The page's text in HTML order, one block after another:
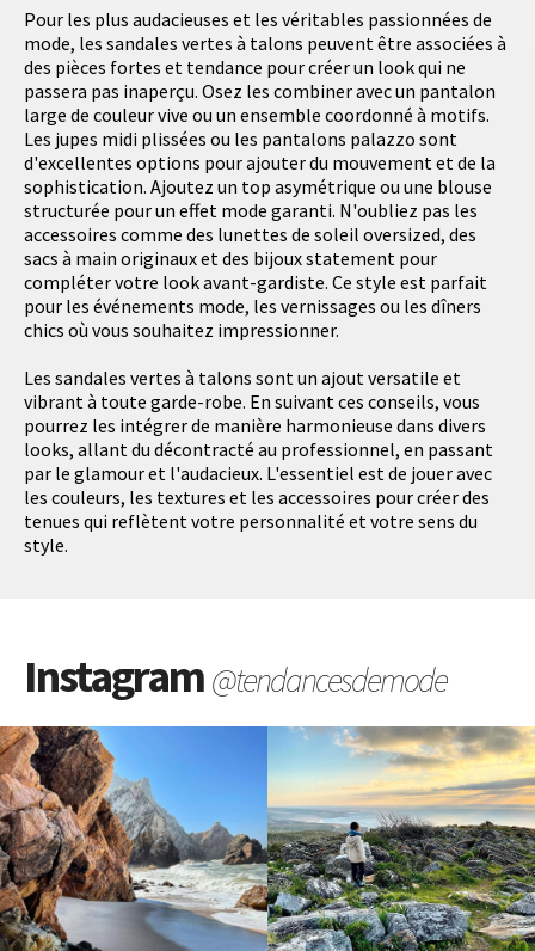
Pour les plus audacieuses et les véritables passionnées de
mode, les sandales vertes à talons peuvent être associées à
des pièces fortes et tendance pour créer un look qui ne
passera pas inaperçu. Osez les combiner avec un pantalon
large de couleur vive ou un ensemble coordonné à motifs.
Les jupes midi plissées ou les pantalons palazzo sont
d'excellentes options pour ajouter du mouvement et de la
sophistication. Ajoutez un top asymétrique ou une blouse
structurée pour un effet mode garanti. N'oubliez pas les
accessoires comme des lunettes de soleil oversized, des
sacs à main originaux et des bijoux statement pour
compléter votre look avant-gardiste. Ce style est parfait
pour les événements mode, les vernissages ou les dîners
chics où vous souhaitez impressionner.
Les sandales vertes à talons sont un ajout versatile et
vibrant à toute garde-robe. En suivant ces conseils, vous
pourrez les intégrer de manière harmonieuse dans divers
looks, allant du décontracté au professionnel, en passant
par le glamour et l'audacieux. L'essentiel est de jouer avec
les couleurs, les textures et les accessoires pour créer des
tenues qui reflètent votre personnalité et votre sens du
style.
Instagram@tendancesdemode